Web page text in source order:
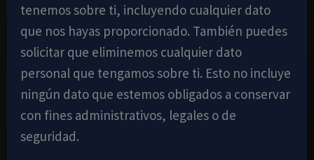
tenemos sobre ti, incluyendo cualquier dato
que nos hayas proporcionado. También puedes
solicitar que eliminemos cualquier dato
personal que tengamos sobre ti. Esto no incluye
ningún dato que estemos obligados a conservar
con fines administrativos, legales o de
seguridad.